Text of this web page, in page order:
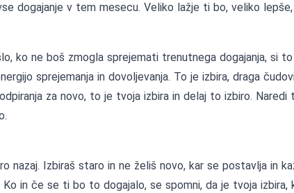
dogajanje v tem mesecu. Veliko lažje ti bo, veliko lepše,
ko ne boš zmogla sprejemati trenutnega dogajanja, si to
sprejemanja in dovoljevanja. To je izbira, draga
za novo, to je tvoja izbira in delaj to izbiro. Naredi
nazaj. Izbiraš staro in ne želiš novo, kar se postavlja in
in če se ti bo to dogajalo, se spomni, da je tvoja izbira,